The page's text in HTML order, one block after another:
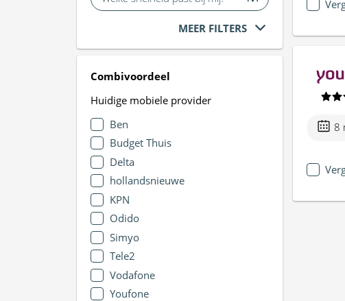
MEER FILTERS
Combivoordeel
Huidige mobiele provider
Ben
Budget Thuis
Delta
hollandsnieuwe
KPN
Odido
Simyo
Tele2
Vodafone
Youfone
8